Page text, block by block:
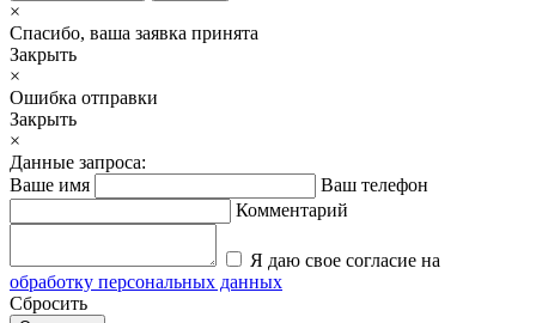
×
Спасибо, ваша заявка принята
Закрыть
×
Ошибка отправки
Закрыть
×
Данные запроса:
Ваше имя
Ваш телефон
Комментарий
Я даю свое согласие на
обработку персональных данных
Сбросить